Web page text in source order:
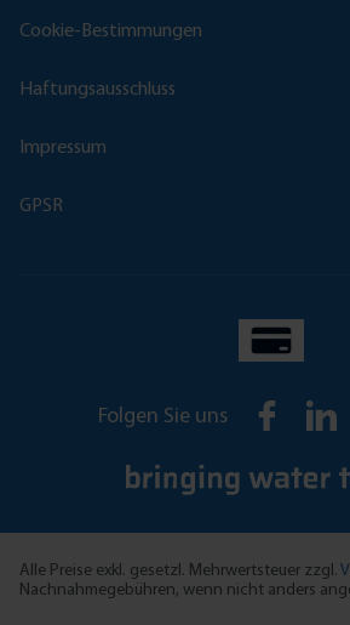
Cookie-Bestimmungen
Haftungsausschluss
Impressum
GPSR
Folgen Sie uns
Alle Preise exkl. gesetzl. Mehrwertsteuer zzgl.
Nachnahmegebühren, wenn nicht anders